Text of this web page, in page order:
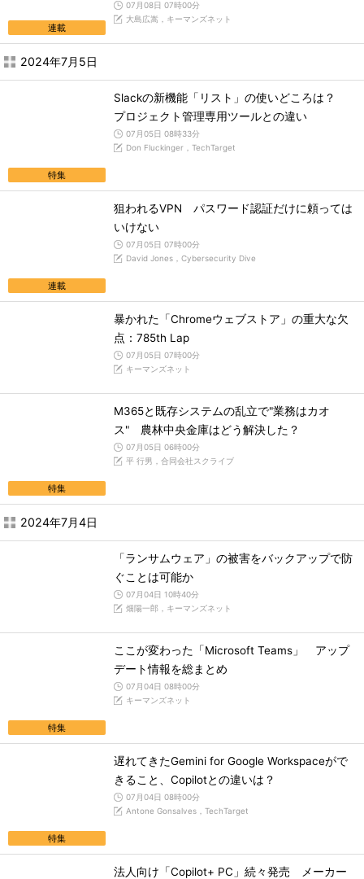
連載
07月08日 07時00分
大島広嵩，キーマンズネット
2024年7月5日
特集
Slackの新機能「リスト」の使いどころは？
プロジェクト管理専用ツールとの違い
07月05日 08時33分
Don Fluckinger，TechTarget
連載
狙われるVPN パスワード認証だけに頼っては
いけない
07月05日 07時00分
David Jones，Cybersecurity Dive
暴かれた「Chromeウェブストア」の重大な欠
点：785th Lap
07月05日 07時00分
キーマンズネット
特集
M365と既存システムの乱立で"業務はカオ
ス" 農林中央金庫はどう解決した？
07月05日 06時00分
平 行男，合同会社スクライブ
2024年7月4日
「ランサムウェア」の被害をバックアップで防
ぐことは可能か
07月04日 10時40分
畑陽一郎，キーマンズネット
特集
ここが変わった「Microsoft Teams」 アップ
デート情報を総まとめ
07月04日 08時00分
キーマンズネット
特集
遅れてきたGemini for Google Workspaceがで
きること、Copilotとの違いは？
07月04日 08時00分
Antone Gonsalves，TechTarget
法人向け「Copilot+ PC」続々発売 メーカー